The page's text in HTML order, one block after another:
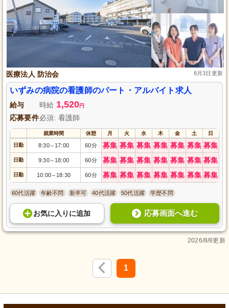
医療法人 防治会 8月3日更新
いずみの病院の看護師のパート・アルバイト求人
給与 時給 1,520円
応募要件必須: 看護師
就業時間 休憩 月 火 水 木 金 土 日
日勤 8:30～ 17:00 60分 募集 募集 募集 募集 募集 募集 募集
日勤 9:30～ 18:00 60分 募集 募集 募集 募集 募集 募集 募集
日勤 10:00～ 18:30 60分 募集 募集 募集 募集 募集 募集 募集
60代活躍 年齢不問 新卒可 40代活躍 50代活躍 学歴不問
お気に入り に追加 応募画面へ進む
2026/8/8更新
1